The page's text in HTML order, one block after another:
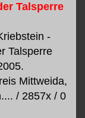
Talsperre
-
Talsperre
Mittweida,
/ 2857x / 0